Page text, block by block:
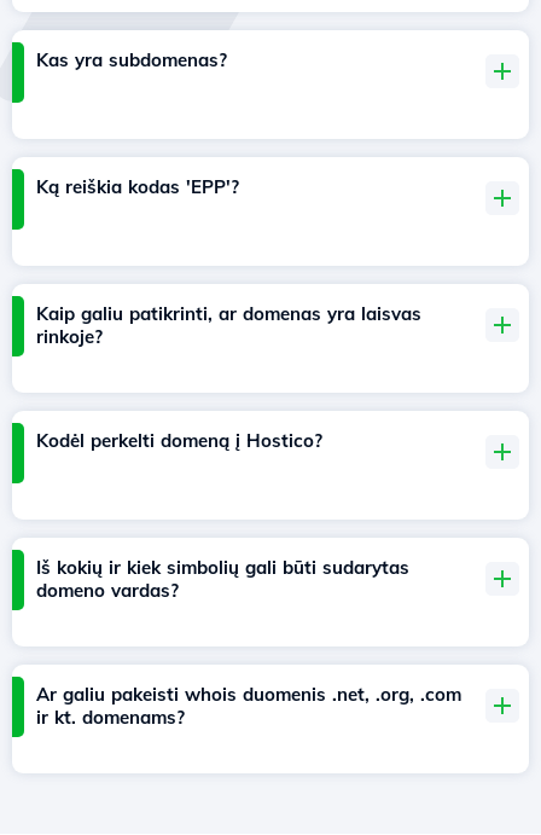
Kas yra subdomenas?
Ką reiškia kodas 'EPP'?
Kaip galiu patikrinti, ar domenas yra laisvas
rinkoje?
Kodėl perkelti domeną į Hostico?
Iš kokių ir kiek simbolių gali būti sudarytas
domeno vardas?
Ar galiu pakeisti whois duomenis .net, .org, .com
ir kt. domenams?